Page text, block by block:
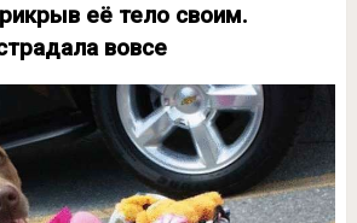
её тело своим.
вовсе